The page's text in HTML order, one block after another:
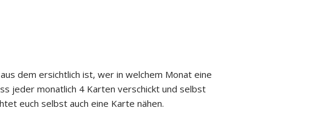
dem ersichtlich ist, wer in welchem Monat eine
jeder monatlich 4 Karten verschickt und selbst
euch selbst auch eine Karte nähen.